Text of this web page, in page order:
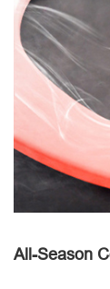
All-Season